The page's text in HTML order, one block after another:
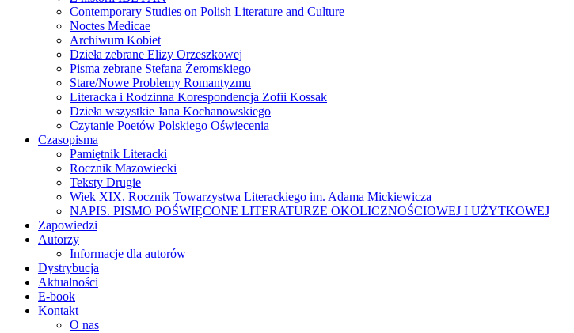
Contemporary Studies on Polish Literature and Culture
Noctes Medicae
Archiwum Kobiet
Dzieła zebrane Elizy Orzeszkowej
Pisma zebrane Stefana Żeromskiego
Stare/Nowe Problemy Romantyzmu
Literacka i Rodzinna Korespondencja Zofii Kossak
Dzieła wszystkie Jana Kochanowskiego
Czytanie Poetów Polskiego Oświecenia
Czasopisma
Pamiętnik Literacki
Rocznik Mazowiecki
Teksty Drugie
Wiek XIX. Rocznik Towarzystwa Literackiego im. Adama Mickiewicza
NAPIS. PISMO POŚWIĘCONE LITERATURZE OKOLICZNOŚCIOWEJ I UŻYTKOWEJ
Zapowiedzi
Autorzy
Informacje dla autorów
Dystrybucja
Aktualności
E-book
Kontakt
O nas